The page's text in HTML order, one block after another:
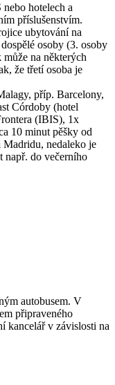
hotelech a
příslušenstvím.
ubytování na
osoby (3. osoby
na některých
že třetí osoba je
příp. Barcelony,
Córdoby (hotel
(IBIS), 1x
10 minut pěšky od
nedaleko je
např. do večerního
autobusem. V
připraveného
kancelář v závislosti na